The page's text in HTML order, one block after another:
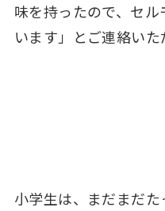
味を持ったので、セ
います」とご連絡いた
小学生は、まだまだた